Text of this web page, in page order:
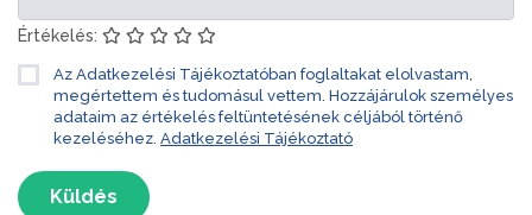
Értékelés:
Az Adatkezelési Tájékoztatóban foglaltakat elolvastam,
megértettem és tudomásul vettem. Hozzájárulok személyes
adataim az értékelés feltüntetésének céljából történő
kezeléséhez. Adatkezelési Tájékoztató
Küldés